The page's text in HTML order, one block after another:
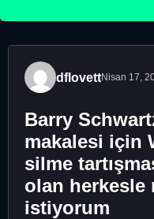
dflovettNisan 17,
Barry
makalesi için
silme
olan herkesle
istiyorum